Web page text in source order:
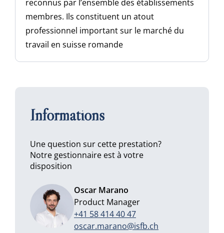
reconnus par l’ensemble des établissements
membres. Ils constituent un atout
professionnel important sur le marché du
travail en suisse romande
Informations
Une question sur cette prestation?
Notre gestionnaire est à votre
disposition
Oscar Marano
Product Manager
+41 58 414 40 47
oscar.marano@isfb.ch